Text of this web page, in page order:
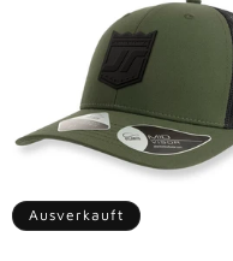
Ausverkauft